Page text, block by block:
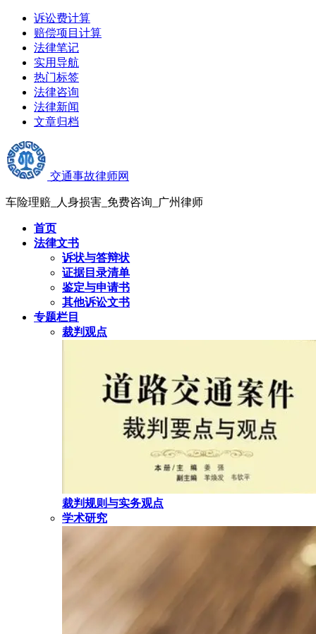
诉讼费计算
赔偿项目计算
法律笔记
实用导航
热门标签
法律咨询
法律新闻
文章归档
交通事故律师网
车险理赔_人身损害_免费咨询_广州律师
首页
法律文书
诉状与答辩状
证据目录清单
鉴定与申请书
其他诉讼文书
专题栏目
裁判观点
裁判规则与实务观点
学术研究